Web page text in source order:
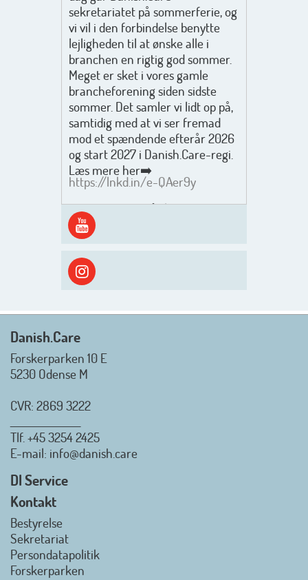
sekretariatet på sommerferie, og
vi vil i den forbindelse benytte
lejligheden til at ønske alle i
branchen en rigtig god sommer.
Meget er sket i vores gamle
brancheforening siden sidste
sommer. Det samler vi lidt op på,
samtidig med at vi ser fremad
mod et spændende efterår 2026
og start 2027 i Danish.Care-regi.
Læs mere her➡️
https://lnkd.in/e-QAer9y
Men inden det går løs med en
spændende og aktivt
efterårsæson, så går turen først
ud i solen, ned til vandet og ind i
skyggen igen. Danish.Care holder
sommerlukket i uge 29 + 30.
Mvh. Anders, Helle og Malthe
Danish.Care - Branchen for
hjælpemidler og
Danish.Care fra den 01. juli 2026
officielt kan kalde sig for
Danish.Care
Forskerparken 10 E
5230 Odense M
CVR: 2869 3222
Tlf.+45 3254 2425
E-mail: info@danish.care
DI Service
Kontakt
Bestyrelse
Sekretariat
Persondatapolitik
Forskerparken